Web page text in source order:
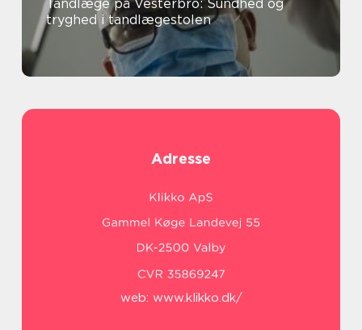
Tandlæge på Vesterbro: Sundhed og
tryghed i tandlægestolen
Adresse
web: www.klikko.dk/